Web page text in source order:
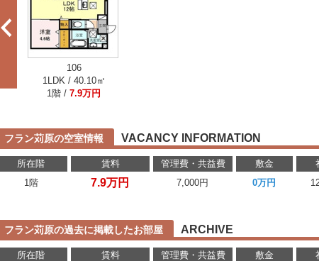
106
1LDK / 40.10㎡
1階 / 7.9万円
フラン苅原の空室情報 VACANCY INFORMATION
所在階 賃料 管理費・共益費 敷金
1階
7.9万円 7,000円 0万円
フラン苅原の過去に掲載したお部屋 ARCHIVE
所在階 賃料 管理費・共益費 敷金